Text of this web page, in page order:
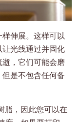
伸展。这样可以
光线通过并固化
，它们可能会磨
是不包含任何备
脂，因此您可以在